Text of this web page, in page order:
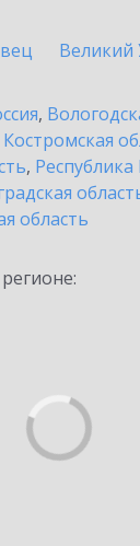
Великий
,
Костромская
, Республика
область